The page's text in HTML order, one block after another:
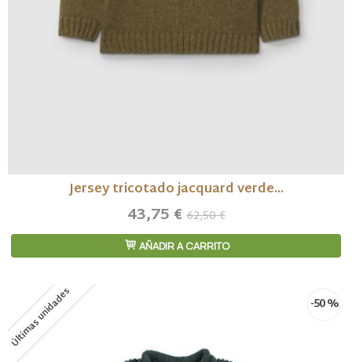
Jersey tricotado jacquard verde...
43,75 €62,50 €
AÑADIR A CARRITO
Últimas unidades -50 %